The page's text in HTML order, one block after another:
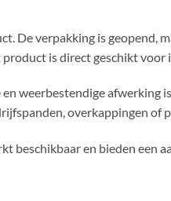
De verpakking is geopend,
is direct geschikt voor
weerbestendige afwerking
overkappingen of
beschikbaar en bieden